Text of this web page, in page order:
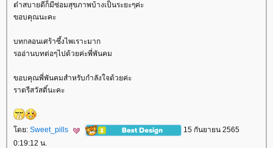
ต๋าสบายดีก็มีซ่อมสุขภาพบ้างเป็นระยะๆค่ะ
ขอบคุณนะคะ
บทกลอนเศร้าซึ้งไพเราะมาก
รออ่านบทต่อๆไปด้วยค่ะพี่พันคม
ขอบคุณพี่พันคมสำหรับกำลังใจด้วยค่ะ
ราตรีสวัสดิ์นะคะ
ดย: Sweet_pills
15 กันยายน 2565
0:19:12 น.